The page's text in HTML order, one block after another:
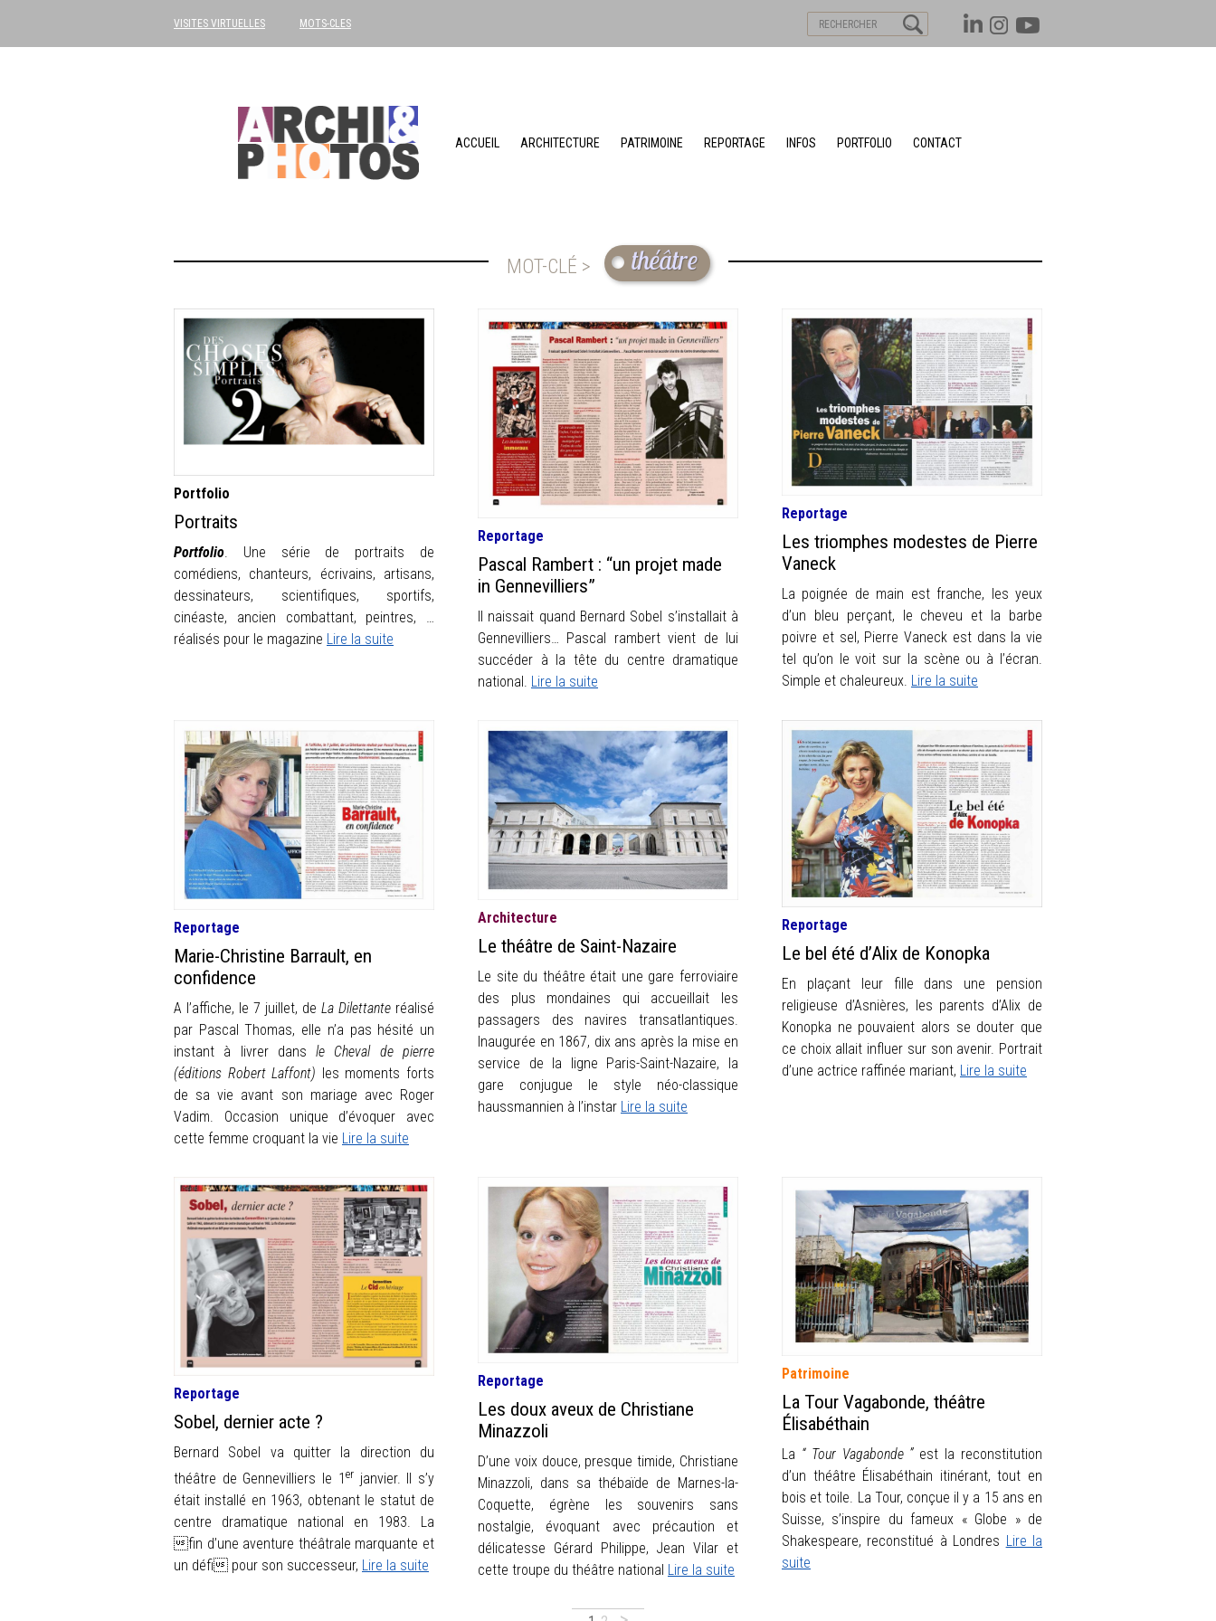
VISITES VIRTUELLES MOTS-CLES
ACCUEIL ARCHITECTURE PATRIMOINE REPORTAGE INFOS PORTFOLIO CONTACT
MOT-CLÉ > théâtre
Portfolio
Portraits
Portfolio . Une série de portraits de
comédiens, chanteurs, écrivains, artisans,
dessinateurs, scientifiques, sportifs,
cinéaste, ancien combattant, peintres, …
réalisés pour le magazine Lire la suite
Reportage
Pascal Rambert : “un projet made
in Gennevilliers”
Il naissait quand Bernard Sobel s’installait à
Gennevilliers… Pascal rambert vient de lui
succéder à la tête du centre dramatique
national. Lire la suite
Reportage
Les triomphes modestes de Pierre
Vaneck
La poignée de main est franche, les yeux
d’un bleu perçant, le cheveu et la barbe
poivre et sel, Pierre Vaneck est dans la vie
tel qu’on le voit sur la scène ou à l’écran.
Simple et chaleureux. Lire la suite
Reportage
Marie-Christine Barrault, en
confidence
A l’affiche, le 7 juillet, de La Dilettante réalisé
par Pascal Thomas, elle n’a pas hésité un
instant à livrer dansle Cheval de pierre
(éditions Robert Laffont) les moments forts
de sa vie avant son mariage avec Roger
Vadim. Occasion unique d’évoquer avec
cette femme croquant la vie Lire la suite
Architecture
Le théâtre de Saint-Nazaire
Le site du théâtre était une gare ferroviaire
des plus mondaines qui accueillait les
passagers des navires transatlantiques.
Inaugurée en 1867, dix ans après la mise en
service de la ligne Paris-Saint-Nazaire, la
gare conjugue le style néo-classique
haussmannien à l’instar Lire la suite
Reportage
Le bel été d’Alix de Konopka
En plaçant leur fille dans une pension
religieuse d’Asnières, les parents d’Alix de
Konopka ne pouvaient alors se douter que
ce choix allait influer sur son avenir. Portrait
d’une actrice raffinée mariant, Lire la suite
Reportage
Sobel, dernier acte ?
Bernard Sobel va quitter la direction du
théâtre de Gennevilliers le 1 erjanvier. Il s’y
était installé en 1963, obtenant le statut de
centre dramatique national en 1983. La
fin d’une aventure théâtrale marquante et
un défi pour son successeur, Lire la suite
Reportage
Les doux aveux de Christiane
Minazzoli
D’une voix douce, presque timide, Christiane
Minazzoli, dans sa thébaïde de Marnes-la-
Coquette, égrène les souvenirs sans
nostalgie, évoquant avec précaution et
délicatesse Gérard Philippe, Jean Vilar et
cette troupe du théâtre national Lire la suite
Patrimoine
La Tour Vagabonde, théâtre
Élisabéthain
La “ Tour Vagabonde ”est la reconstitution
d’un théâtre Élisabéthain itinérant, tout en
bois et toile. La Tour, conçue il y a 15 ans en
Suisse, s’inspire du fameux « Globe » de
Shakespeare, reconstitué à Londres Lire la
suite